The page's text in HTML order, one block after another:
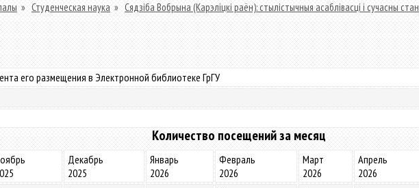
» Студенческая наука » Сядзіба Вобрына (Карэліцкі раён): стылістычныя асаблівасці і сучасны стан
его размещения в Электронной библиотеке ГрГУ
Количество посещений за месяц
Декабрь
2025
Январь
2026
Февраль
2026
Март
2026
Апрель
2026